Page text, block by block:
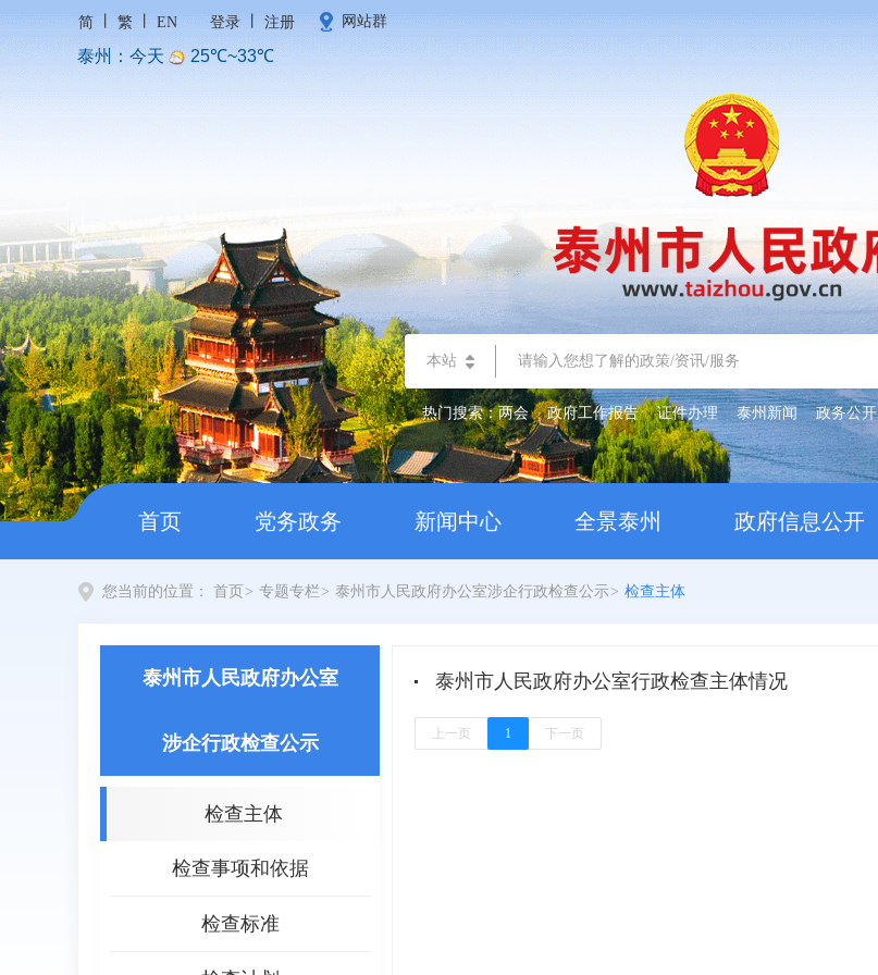
简 繁 EN 登录 注册 网站群
本站
热门搜索：两会 政府工作报告 证件办理 泰州新闻 政务公开
首页 党务政务 新闻中心 全景泰州 政府信息公开
您当前的位置： 首页 > 专题专栏 > 泰州市人民政府办公室涉企行政检查公示> 检查主体
泰州市人民政府办公室
涉企行政检查公示
检查主体
检查事项和依据
检查标准
泰州市人民政府办公室行政检查主体情况
上一页 1 下一页